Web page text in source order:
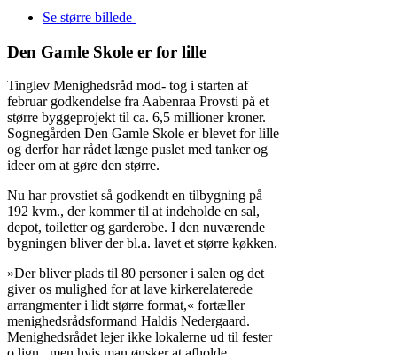
Se større billede
Den Gamle Skole er for lille
Tinglev Menighedsråd mod- tog i starten af
februar godkendelse fra Aabenraa Provsti på et
større byggeprojekt til ca. 6,5 millioner kroner.
Sognegården Den Gamle Skole er blevet for lille
og derfor har rådet længe puslet med tanker og
ideer om at gøre den større.
Nu har provstiet så godkendt en tilbygning på
192 kvm., der kommer til at indeholde en sal,
depot, toiletter og garderobe. I den nuværende
bygningen bliver der bl.a. lavet et større køkken.
»Der bliver plads til 80 personer i salen og det
giver os mulighed for at lave kirkerelaterede
arrangmenter i lidt større format,« fortæller
menighedsrådsformand Haldis Nedergaard.
Menighedsrådet lejer ikke lokalerne ud til fester